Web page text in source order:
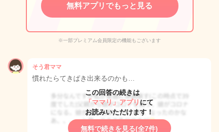
無料アプリでもっと見る
※一部プレミアム会員限定の機能もございます
そう君ママ
慣れたらてきぱき出来るのかも…
この回答の続きは
「ママリ」アプリ にて
お読みいただけます！
無料で続きを見る(全7件)